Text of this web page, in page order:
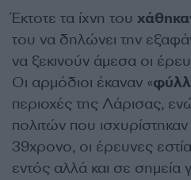
Έκτοτε τα ίχνη του
του να δηλώνει την
να ξεκινούν άμεσα οι
Οι αρμόδιοι έκαναν «
περιοχές της Λάρισας,
πολιτών που ισχυρίστηκαν
39χρονο, οι έρευνες
εντός αλλά και σε